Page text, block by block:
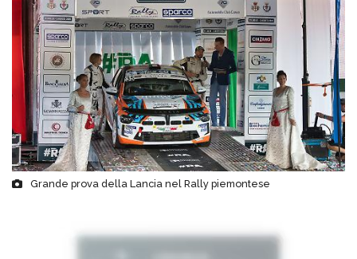
Grande prova della Lancia nel Rally piemontese